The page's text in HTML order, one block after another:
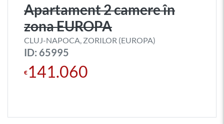
Apartament 2 camere în
zona EUROPA
CLUJ-NAPOCA, ZORILOR (EUROPA)
ID: 65995
€ 141.060